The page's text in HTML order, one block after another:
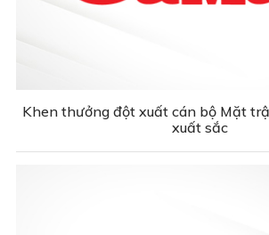
Khen thưởng đột xuất cán bộ Mặt
xuất sắc